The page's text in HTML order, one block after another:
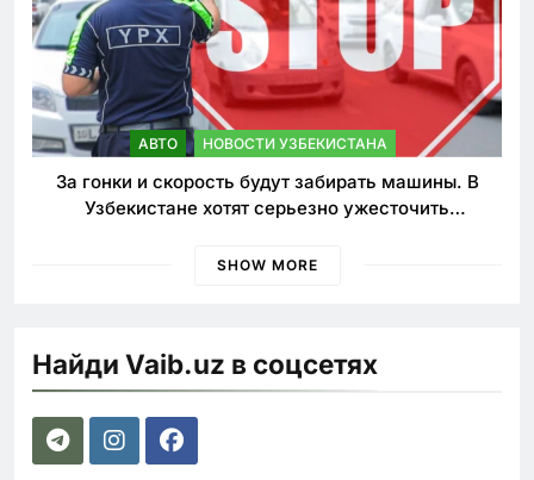
АВТО НОВОСТИ УЗБЕКИСТАНА
За гонки и скорость будут забирать машины. В
Узбекистане хотят серьезно ужесточить
SHOW MORE
Найди Vaib.uz в соцсетях